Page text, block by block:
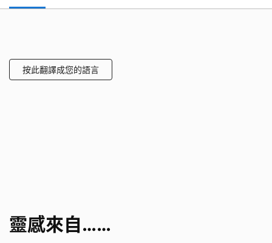
按此翻譯成您的語言
靈感來自……